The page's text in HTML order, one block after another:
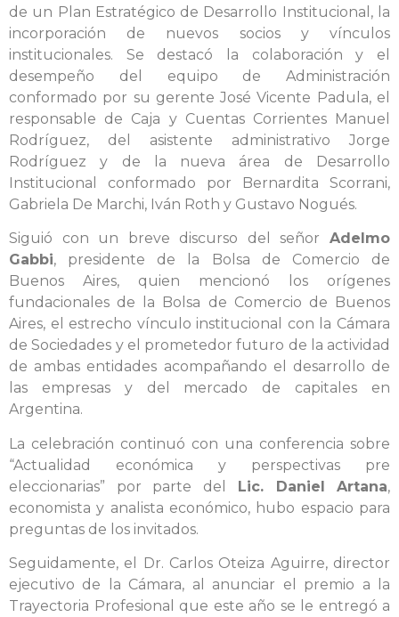
de un Plan Estratégico de Desarrollo Institucional, la
incorporación de nuevos socios y vínculos
institucionales. Se destacó la colaboración y el
desempeño del equipo de Administración
conformado por su gerente José Vicente Padula, el
responsable de Caja y Cuentas Corrientes Manuel
Rodríguez, del asistente administrativo Jorge
Rodríguez y de la nueva área de Desarrollo
Institucional conformado por Bernardita Scorrani,
Gabriela De Marchi, Iván Roth y Gustavo Nogués.
Siguió con un breve discurso del señor Adelmo
Gabbi, presidente de la Bolsa de Comercio de
Buenos Aires, quien mencionó los orígenes
fundacionales de la Bolsa de Comercio de Buenos
Aires, el estrecho vínculo institucional con la Cámara
de Sociedades y el prometedor futuro de la actividad
de ambas entidades acompañando el desarrollo de
las empresas y del mercado de capitales en
Argentina.
La celebración continuó con una conferencia sobre
“Actualidad económica y perspectivas pre
eleccionarias” por parte del
Lic. Daniel Artana,
economista y analista económico, hubo espacio para
preguntas de los invitados.
Seguidamente, el Dr. Carlos Oteiza Aguirre, director
ejecutivo de la Cámara, al anunciar el premio a la
Trayectoria Profesional que este año se le entregó a